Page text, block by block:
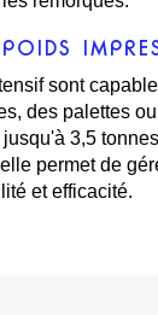
sont
des palettes
3,5
permet de
et efficacité.